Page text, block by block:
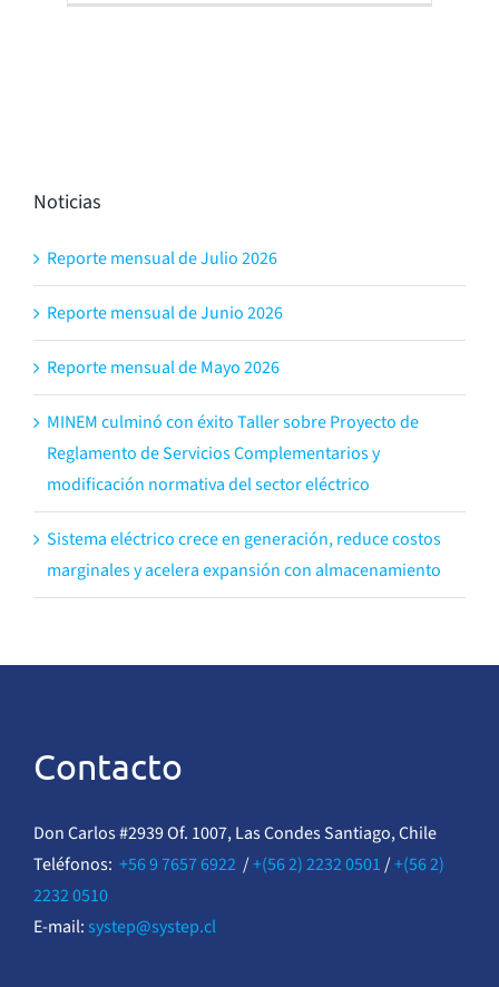
Noticias
Reporte mensual de Julio 2026
Reporte mensual de Junio 2026
Reporte mensual de Mayo 2026
MINEM culminó con éxito Taller sobre Proyecto de
Reglamento de Servicios Complementarios y
modificación normativa del sector eléctrico
Sistema eléctrico crece en generación, reduce costos
marginales y acelera expansión con almacenamiento
Contacto
Don Carlos #2939 Of. 1007, Las Condes Santiago, Chile
Teléfonos: +56 9 7657 6922/+(56 2) 2232 0501/+(56 2)
2232 0510
E-mail: systep@systep.cl